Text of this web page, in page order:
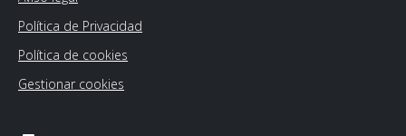
Política de Privacidad
Política de cookies
Gestionar cookies